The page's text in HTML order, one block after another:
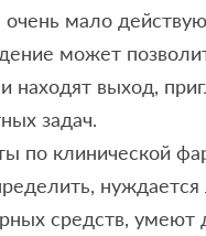
мало
может
находят выход,
задач.
по клинической
нуждается
средств, умеют